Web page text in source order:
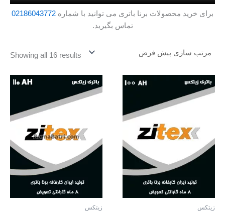
برای خرید محصولات برنا باتری می توانید با شماره 02186043772
تماس بگیرید.
Showing all 16 results
زیتکس زیتکس